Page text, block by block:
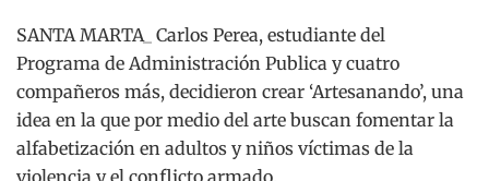
SANTA MARTA_ Carlos Perea, estudiante del
Programa de Administración Publica y cuatro
compañeros más, decidieron crear ‘Artesanando’, una
idea en la que por medio del arte buscan fomentar la
alfabetización en adultos y niños víctimas de la